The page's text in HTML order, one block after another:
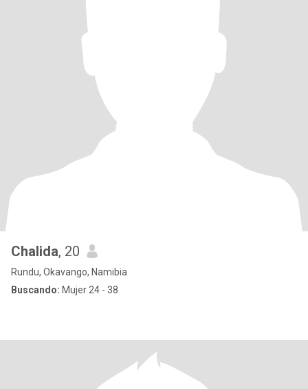
Chalida, 20
Rundu, Okavango, Namibia
Buscando: Mujer 24 - 38